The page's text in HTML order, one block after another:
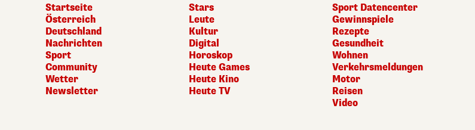
Startseite
Österreich
Deutschland
Nachrichten
Sport
Community
Wetter
Newsletter
Stars
Leute
Kultur
Digital
Horoskop
Heute Games
Heute Kino
Heute TV
Sport Datencenter
Gewinnspiele
Rezepte
Gesundheit
Wohnen
Verkehrsmeldungen
Motor
Reisen
Video